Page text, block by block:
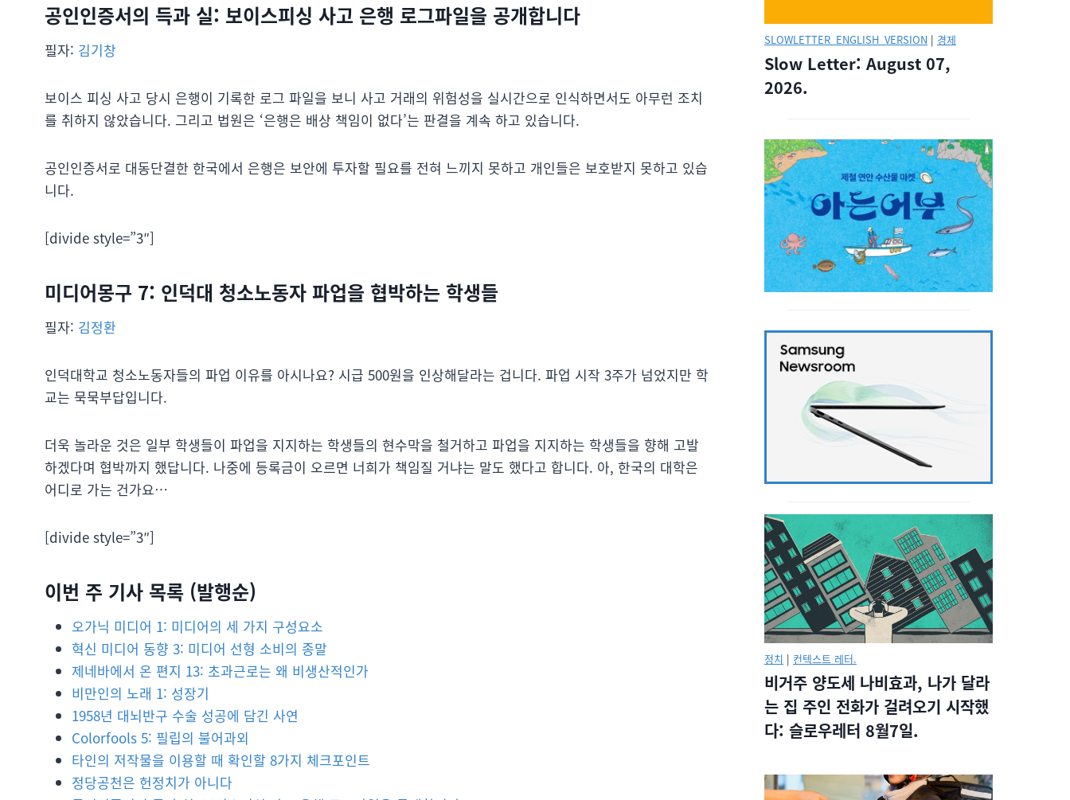
공인인증서의 득과 실: 보이스피싱 사고 은행 로그파일을 공개합니다
필자: 김기창
보이스 피싱 사고 당시 은행이 기록한 로그 파일을 보니 사고 거래의 위험성을 실시간으로 인식하면서도 아무런 조치
를 취하지 않았습니다. 그리고 법원은 ‘은행은 배상 책임이 없다’는 판결을 계속 하고 있습니다.
공인인증서로 대동단결한 한국에서 은행은 보안에 투자할 필요를 전혀 느끼지 못하고 개인들은 보호받지 못하고 있습
니다.
[divide style=”3″]
미디어몽구 7: 인덕대 청소노동자 파업을 협박하는 학생들
필자: 김정환
인덕대학교 청소노동자들의 파업 이유를 아시나요? 시급 500원을 인상해달라는 겁니다. 파업 시작 3주가 넘었지만 학
교는 묵묵부답입니다.
더욱 놀라운 것은 일부 학생들이 파업을 지지하는 학생들의 현수막을 철거하고 파업을 지지하는 학생들을 향해 고발
하겠다며 협박까지 했답니다. 나중에 등록금이 오르면 너희가 책임질 거냐는 말도 했다고 합니다. 아, 한국의 대학은
어디로 가는 건가요…
[divide style=”3″]
이번 주 기사 목록 (발행순)
오가닉 미디어 1: 미디어의 세 가지 구성요소
혁신 미디어 동향 3: 미디어 선형 소비의 종말
제네바에서 온 편지 13: 초과근로는 왜 비생산적인가
비만인의 노래 1: 성장기
1958년 대뇌반구 수술 성공에 담긴 사연
Colorfools 5: 필립의 불어과외
타인의 저작물을 이용할 때 확인할 8가지 체크포인트
정당공천은 헌정치가 아니다
SLOWLETTER_ENGLISH_VERSION | 경제
Slow Letter: August 07,
2026.
정치 | 컨텍스트 레터.
비거주 양도세 나비효과, 나가 달라
는 집 주인 전화가 걸려오기 시작했
다: 슬로우레터 8월7일.